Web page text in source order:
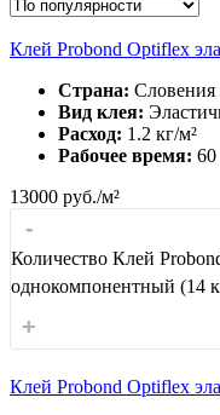
Клей Probond Optiflex
Страна: Словения
Вид клея:
Расход: 1.2 кг/м²
Рабочее время:
13000 руб./м²
-
Количество Клей
однокомпонентный (14
+
Клей Probond Optiflex